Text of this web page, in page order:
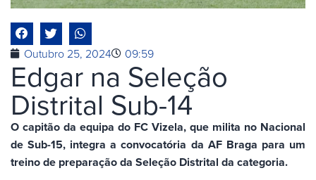
Outubro 25, 2024 09:59
Edgar na Seleção
Distrital Sub-14
O capitão da equipa do FC Vizela, que milita no Nacional
de Sub-15, integra a convocatória da AF Braga para um
treino de preparação da Seleção Distrital da categoria.